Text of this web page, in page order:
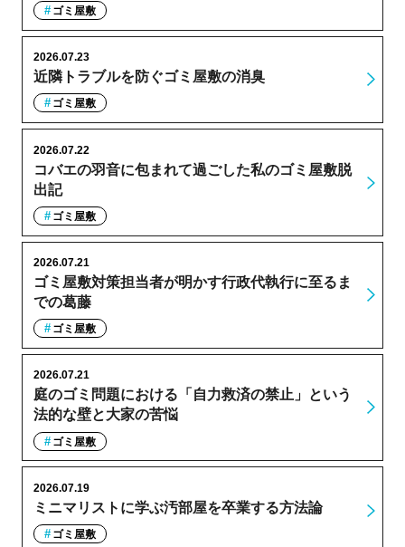
ゴミ屋敷
近隣トラブルを防ぐゴミ屋敷の消臭
2026.07.23
ゴミ屋敷
コバエの羽音に包まれて過ごした私のゴミ屋敷脱
出記
2026.07.22
ゴミ屋敷
ゴミ屋敷対策担当者が明かす行政代執行に至るま
での葛藤
2026.07.21
ゴミ屋敷
庭のゴミ問題における「自力救済の禁止」という
法的な壁と大家の苦悩
2026.07.21
ゴミ屋敷
ミニマリストに学ぶ汚部屋を卒業する方法論
2026.07.19
ゴミ屋敷